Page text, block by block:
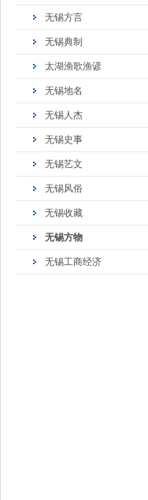
无锡方言
无锡典制
太湖渔歌渔谚
无锡地名
无锡人杰
无锡史事
无锡艺文
无锡风俗
无锡收藏
无锡方物
无锡工商经济